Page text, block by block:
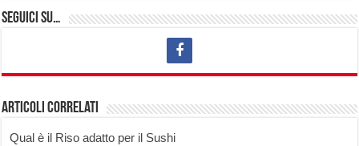
Seguici su…
Articoli correlati
Qual è il Riso adatto per il Sushi